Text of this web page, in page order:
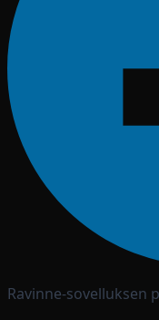
Ravinne-sovelluksen